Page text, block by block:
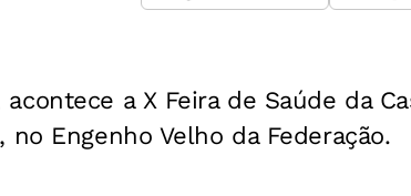
a X Feira de Saúde da
no Engenho Velho da Federação.